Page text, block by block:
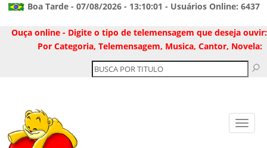
Boa Tarde - 07/08/2026 - 13:10:01 - Usuários Online: 6437
Ouça online - Digite o tipo de telemensagem que deseja ouvir:
Por Categoria, Telemensagem, Musica, Cantor, Novela: